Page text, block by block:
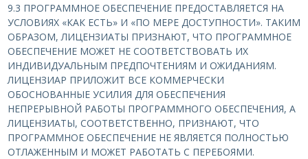
9.3 ПРОГРАММНОЕ ОБЕСПЕЧЕНИЕ ПРЕДОСТАВЛЯЕТСЯ НА
УСЛОВИЯХ «КАК ЕСТЬ» И «ПО МЕРЕ ДОСТУПНОСТИ». ТАКИМ
ОБРАЗОМ, ЛИЦЕНЗИАТЫ ПРИЗНАЮТ, ЧТО ПРОГРАММНОЕ
ОБЕСПЕЧЕНИЕ МОЖЕТ НЕ СООТВЕТСТВОВАТЬ ИХ
ИНДИВИДУАЛЬНЫМ ПРЕДПОЧТЕНИЯМ И ОЖИДАНИЯМ.
ЛИЦЕНЗИАР ПРИЛОЖИТ ВСЕ КОММЕРЧЕСКИ
ОБОСНОВАННЫЕ УСИЛИЯ ДЛЯ ОБЕСПЕЧЕНИЯ
НЕПРЕРЫВНОЙ РАБОТЫ ПРОГРАММНОГО ОБЕСПЕЧЕНИЯ, А
ЛИЦЕНЗИАТЫ, СООТВЕТСТВЕННО, ПРИЗНАЮТ, ЧТО
ПРОГРАММНОЕ ОБЕСПЕЧЕНИЕ НЕ ЯВЛЯЕТСЯ ПОЛНОСТЬЮ
ОТЛАЖЕННЫМ И МОЖЕТ РАБОТАТЬ С ПЕРЕБОЯМИ.